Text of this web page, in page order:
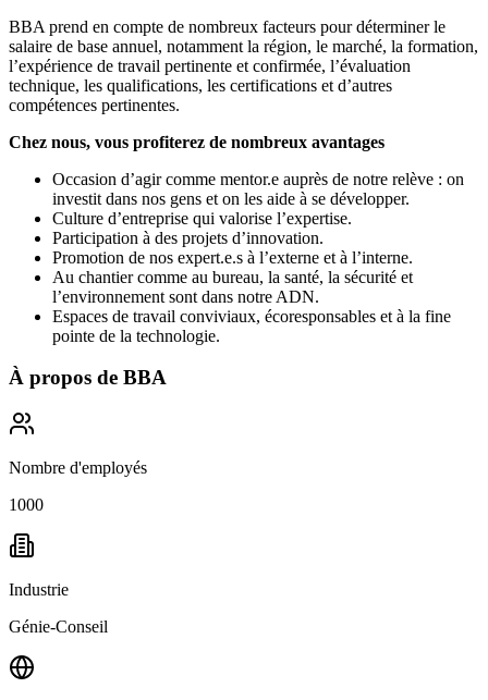
BBA prend en compte de nombreux facteurs pour déterminer le
salaire de base annuel, notamment la région, le marché, la formation,
l’expérience de travail pertinente et confirmée, l’évaluation
technique, les qualifications, les certifications et d’autres
compétences pertinentes.
Chez nous, vous profiterez de nombreux avantages
Occasion d’agir comme mentor.e auprès de notre relève : on
investit dans nos gens et on les aide à se développer.
Culture d’entreprise qui valorise l’expertise.
Participation à des projets d’innovation.
Promotion de nos expert.e.s à l’externe et à l’interne.
Au chantier comme au bureau, la santé, la sécurité et
l’environnement sont dans notre ADN.
Espaces de travail conviviaux, écoresponsables et à la fine
pointe de la technologie.
À propos de BBA
Nombre d'employés
1000
Industrie
Génie-Conseil